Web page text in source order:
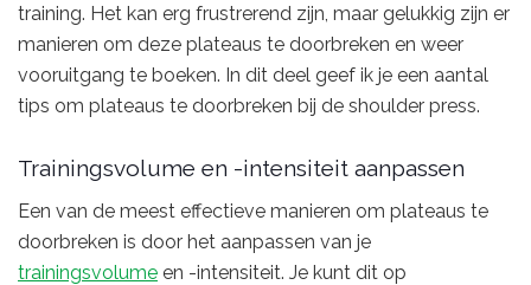
training. Het kan erg frustrerend zijn, maar gelukkig zijn er
manieren om deze plateaus te doorbreken en weer
vooruitgang te boeken. In dit deel geef ik je een aantal
tips om plateaus te doorbreken bij de shoulder press.
Trainingsvolume en -intensiteit aanpassen
Een van de meest effectieve manieren om plateaus te
doorbreken is door het aanpassen van je
trainingsvolume en -intensiteit. Je kunt dit op